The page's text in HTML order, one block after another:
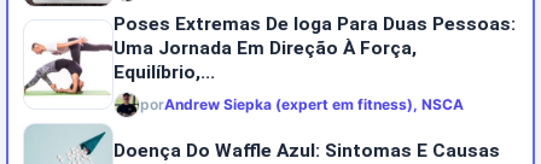
Poses Extremas De Ioga Para Duas Pessoas:
Uma Jornada Em Direção À Força,
Equilíbrio,...
porAndrew Siepka (expert em fitness), NSCA
Doença Do Waffle Azul: Sintomas E Causas